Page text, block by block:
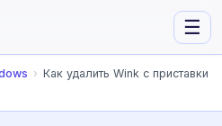
☰
› Как удалить Wink с приставки